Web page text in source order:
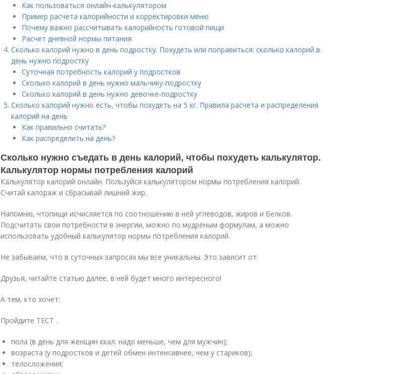
Как пользоваться онлайн-калькулятором
Пример расчета калорийности и корректировки меню
Почему важно рассчитывать калорийность готовой пищи
Расчет дневной нормы питания
Сколько калорий нужно в день подростку. Похудеть или поправиться: сколько калорий в
день нужно подростку
Суточная потребность калорий у подростков
Сколько калорий в день нужно мальчику-подростку
Сколько калорий в день нужно девочке-подростку
Сколько калорий нужно есть, чтобы похудеть на 5 кг. Правила расчета и распределения
калорий на день
Как правильно считать?
Как распределить на день?
Сколько нужно съедать в день калорий, чтобы похудеть калькулятор.
Калькулятор нормы потребления калорий
Калькулятор калорий онлайн. Пользуйся калькулятором нормы потребления калорий.
Считай калораж и сбрасывай лишний жир.
Напомню, чтопищи исчисляется по соотношению в ней углеводов, жиров и белков.
Подсчитать свои потребности в энергии, можно по мудрёным формулам, а можно
использовать удобный калькулятор нормы потребления калорий.
Не забываем, что в суточных запросах мы все уникальны. Это зависит от:
Друзья, читайте статью далее, в ней будет много интересного!
А тем, кто хочет:
Пройдите ТЕСТ .
пола (в день для женщин ккал. надо меньше, чем для мужчин);
возраста (у подростков и детей обмен интенсивнее, чем у стариков);
телосложения;